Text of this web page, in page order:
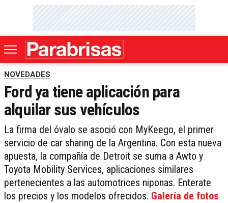
NOVEDADES
Ford ya tiene aplicación para
alquilar sus vehículos
La firma del óvalo se asoció con MyKeego, el primer
servicio de car sharing de la Argentina. Con esta nueva
apuesta, la compañía de Detroit se suma a Awto y
Toyota Mobility Services, aplicaciones similares
pertenecientes a las automotrices niponas. Enterate
los precios y los modelos ofrecidos. Galería de fotos